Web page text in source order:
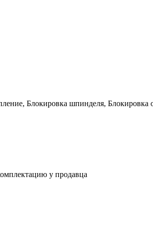
Блокировка шпинделя, Блокировка
у продавца